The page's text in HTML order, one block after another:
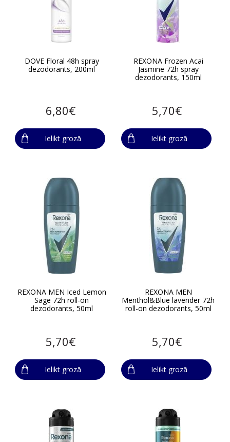
DOVE Floral 48h spray
dezodorants, 200ml
6,80€
Ielikt grozā
REXONA Frozen Acai
Jasmine 72h spray
dezodorants, 150ml
5,70€
Ielikt grozā
REXONA MEN Iced Lemon
Sage 72h roll-on
dezodorants, 50ml
5,70€
Ielikt grozā
REXONA MEN
Menthol&Blue lavender 72h
roll-on dezodorants, 50ml
5,70€
Ielikt grozā